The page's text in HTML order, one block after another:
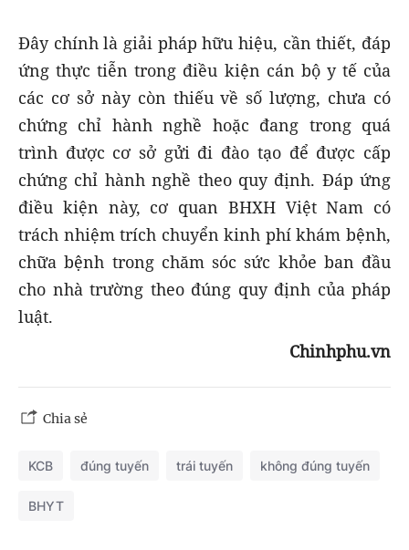
Đây chính là giải pháp hữu hiệu, cần thiết, đáp
ứng thực tiễn trong điều kiện cán bộ y tế của
các cơ sở này còn thiếu về số lượng, chưa có
chứng chỉ hành nghề hoặc đang trong quá
trình được cơ sở gửi đi đào tạo để được cấp
chứng chỉ hành nghề theo quy định. Đáp ứng
điều kiện này, cơ quan BHXH Việt Nam có
trách nhiệm trích chuyển kinh phí khám bệnh,
chữa bệnh trong chăm sóc sức khỏe ban đầu
cho nhà trường theo đúng quy định của pháp
luật.
Chinhphu.vn
Chia sẻ
KCB đúng tuyến trái tuyến không đúng tuyến
BHYT